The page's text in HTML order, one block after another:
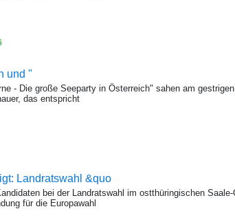
und "
- Die große Seeparty in Österreich" sahen am
das entspricht
Landratswahl &quo
bei der Landratswahl im ostthüringischen
für die Europawahl